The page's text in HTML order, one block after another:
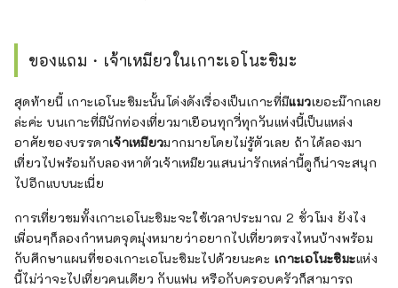
ของแถม・เจ้าเหมียวในเกาะเอโนะชิมะ
สุดท้ายนี้ เกาะเอโนะชิมะนั้นโด่งดังเรื่องเป็นเกาะที่มีแมวเยอะม๊ากเลย
ล่ะค่ะ บนเกาะที่มีนักท่องเที่ยวมาเยือนทุกวี่ทุกวันแห่งนี้เป็นแหล่ง
อาศัยของบรรดาเจ้าเหมียวมากมายโดยไม่รู้ตัวเลย ถ้าได้ลองมา
เที่ยวไปพร้อมกับลองหาตัวเจ้าเหมียวแสนน่ารักเหล่านี้ดูก็น่าจะสนุก
ไปอีกแบบนะเนี่ย
การเที่ยวชมทั้งเกาะเอโนะชิมะจะใช้เวลาประมาณ 2 ชั่วโมง ยังไง
เพื่อนๆก็ลองกำหนดจุดมุ่งหมายว่าอยากไปเที่ยวตรงไหนบ้างพร้อม
กับศึกษาแผนที่ของเกาะเอโนะชิมะไปด้วยนะคะ เกาะเอโนะชิมะแห่ง
นี้ไม่ว่าจะไปเที่ยวคนเดียว กับแฟน หรือกับครอบครัวก็สามารถ